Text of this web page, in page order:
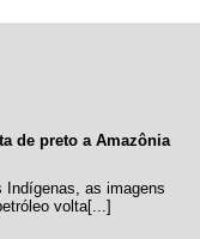
de preto a Amazônia
Indígenas, as imagens
volta[...]